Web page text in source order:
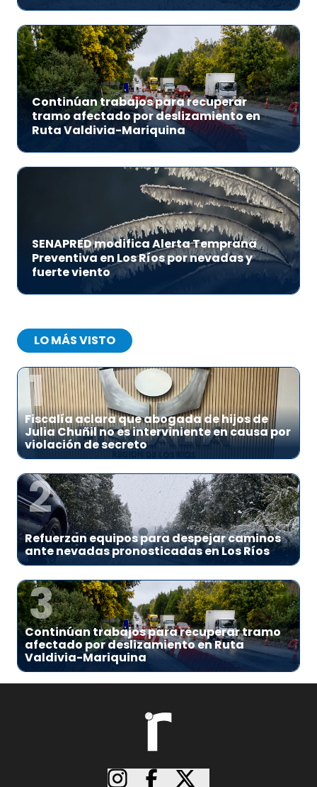
Continúan trabajos para recuperar
tramo afectado por deslizamiento en
Ruta Valdivia-Mariquina
SENAPRED modifica Alerta Temprana
Preventiva en Los Ríos por nevadas y
fuerte viento
LO MÁS VISTO
1
Fiscalía aclara que abogada de hijos de
Julia Chuñil no es interviniente en causa por
violación de secreto
2
Refuerzan equipos para despejar caminos
ante nevadas pronosticadas en Los Ríos
3
Continúan trabajos para recuperar tramo
afectado por deslizamiento en Ruta
Valdivia-Mariquina